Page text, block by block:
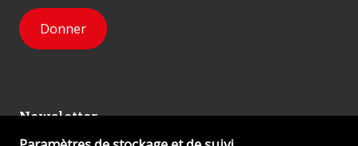
Donner
Newsletter